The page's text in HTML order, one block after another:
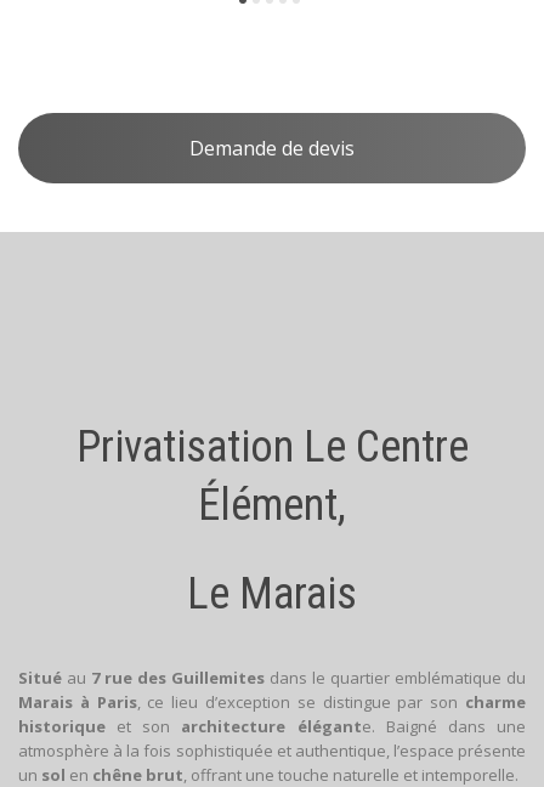
Demande de devis
Privatisation Le Centre
Élément,
Le Marais
Situé au 7 rue des Guillemites dans le quartier emblématique du
Marais à Paris, ce lieu d’exception se distingue par son charme
historique et son architecture élégante. Baigné dans une
atmosphère à la fois sophistiquée et authentique, l’espace présente
un sol en chêne brut , offrant une touche naturelle et intemporelle.